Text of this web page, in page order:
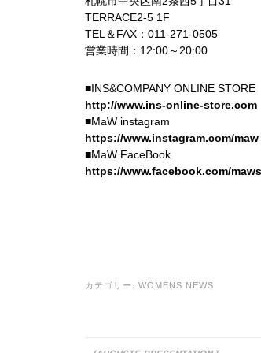
TERRACE2-5 1F
TEL＆FAX：011-271-0505
営業時間：12:00～20:00
■INS&COMPANY ONLINE STORE
http://www.ins-online-store.com
■MaW instagram
https://www.instagram.com/
■MaW FaceBook
https://www.facebook.com/
カテゴリー: WOMENS NEWS